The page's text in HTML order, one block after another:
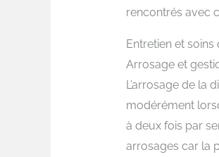
rencontrés avec
Entretien et soins
Arrosage et
L’arrosage de la
modérément
à deux fois par
arrosages car la